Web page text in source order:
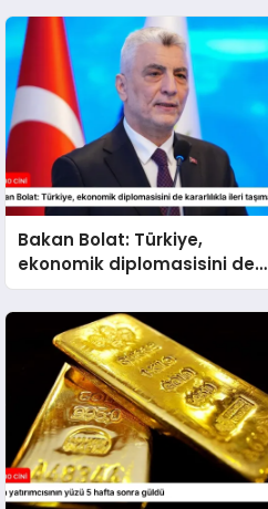
Bakan Bolat: Türkiye,
ekonomik diplomasisini de
kararlılıkla ileri taşımaktadır